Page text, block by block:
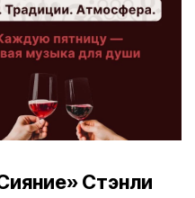
Стэнли